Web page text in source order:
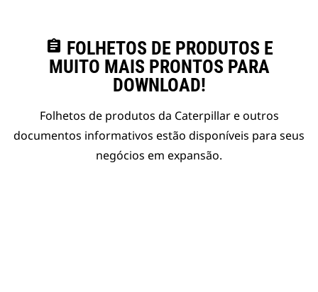
assignment FOLHETOS DE PRODUTOS E
MUITO MAIS PRONTOS PARA
DOWNLOAD!
Folhetos de produtos da Caterpillar e outros
documentos informativos estão disponíveis para seus
negócios em expansão.